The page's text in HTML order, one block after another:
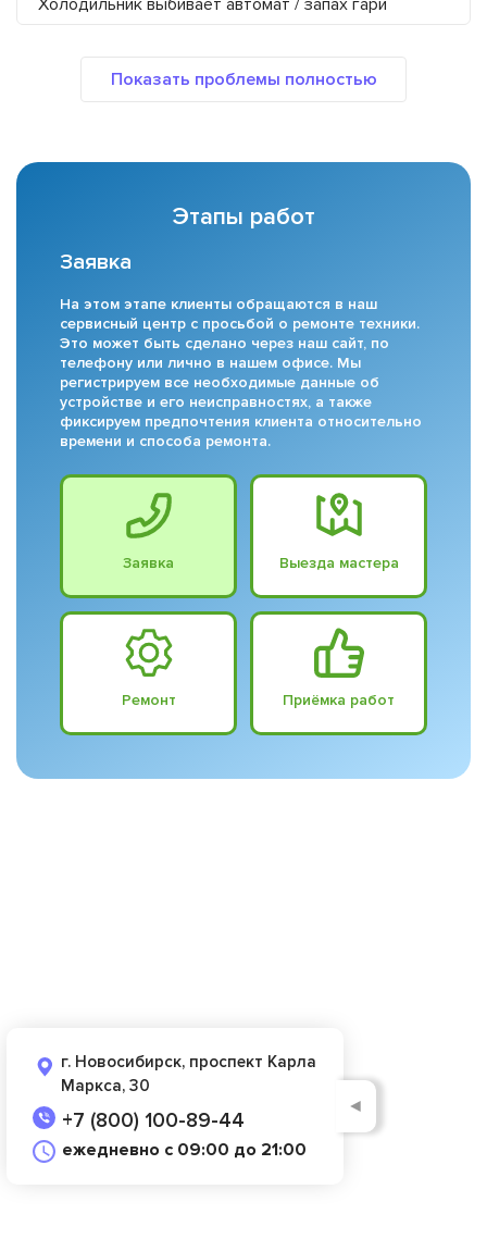
Холодильник выбивает автомат / запах гари
Этапы работ
Заявка
На этом этапе клиенты обращаются в наш
сервисный центр с просьбой о ремонте техники.
Это может быть сделано через наш сайт, по
телефону или лично в нашем офисе. Мы
регистрируем все необходимые данные об
устройстве и его неисправностях, а также
фиксируем предпочтения клиента относительно
времени и способа ремонта.
Заявка Выезда мастера
Ремонт Приёмка работ
г. Новосибирск, проспект Карла
Маркса, 30
+7 (800) 100-89-44
ежедневно с 09:00 до 21:00
◄